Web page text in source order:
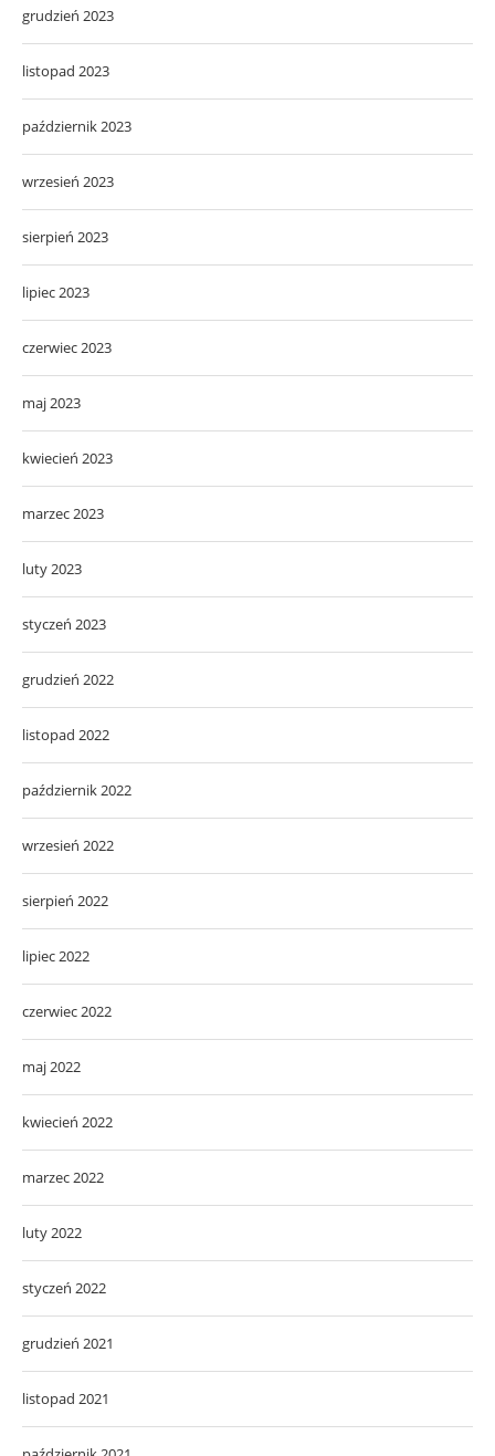
grudzień 2023
listopad 2023
październik 2023
wrzesień 2023
sierpień 2023
lipiec 2023
czerwiec 2023
maj 2023
kwiecień 2023
marzec 2023
luty 2023
styczeń 2023
grudzień 2022
listopad 2022
październik 2022
wrzesień 2022
sierpień 2022
lipiec 2022
czerwiec 2022
maj 2022
kwiecień 2022
marzec 2022
luty 2022
styczeń 2022
grudzień 2021
listopad 2021